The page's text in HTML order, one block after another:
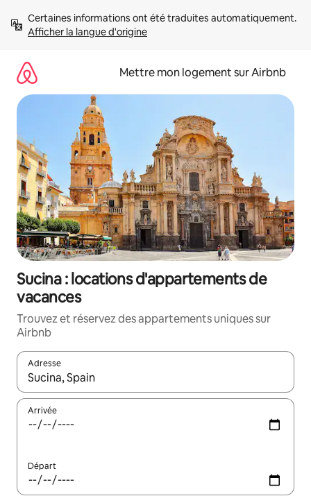
directement
Afficher la langue d'origine
Mettre mon logement sur Airbnb
Sucina : locations d'appartements de
vacances
Trouvez et réservez des appartements uniques sur
Airbnb
Adresse
Lorsque les résultats s'affichent, utilisez les flèches vers le
Arrivée
Départ